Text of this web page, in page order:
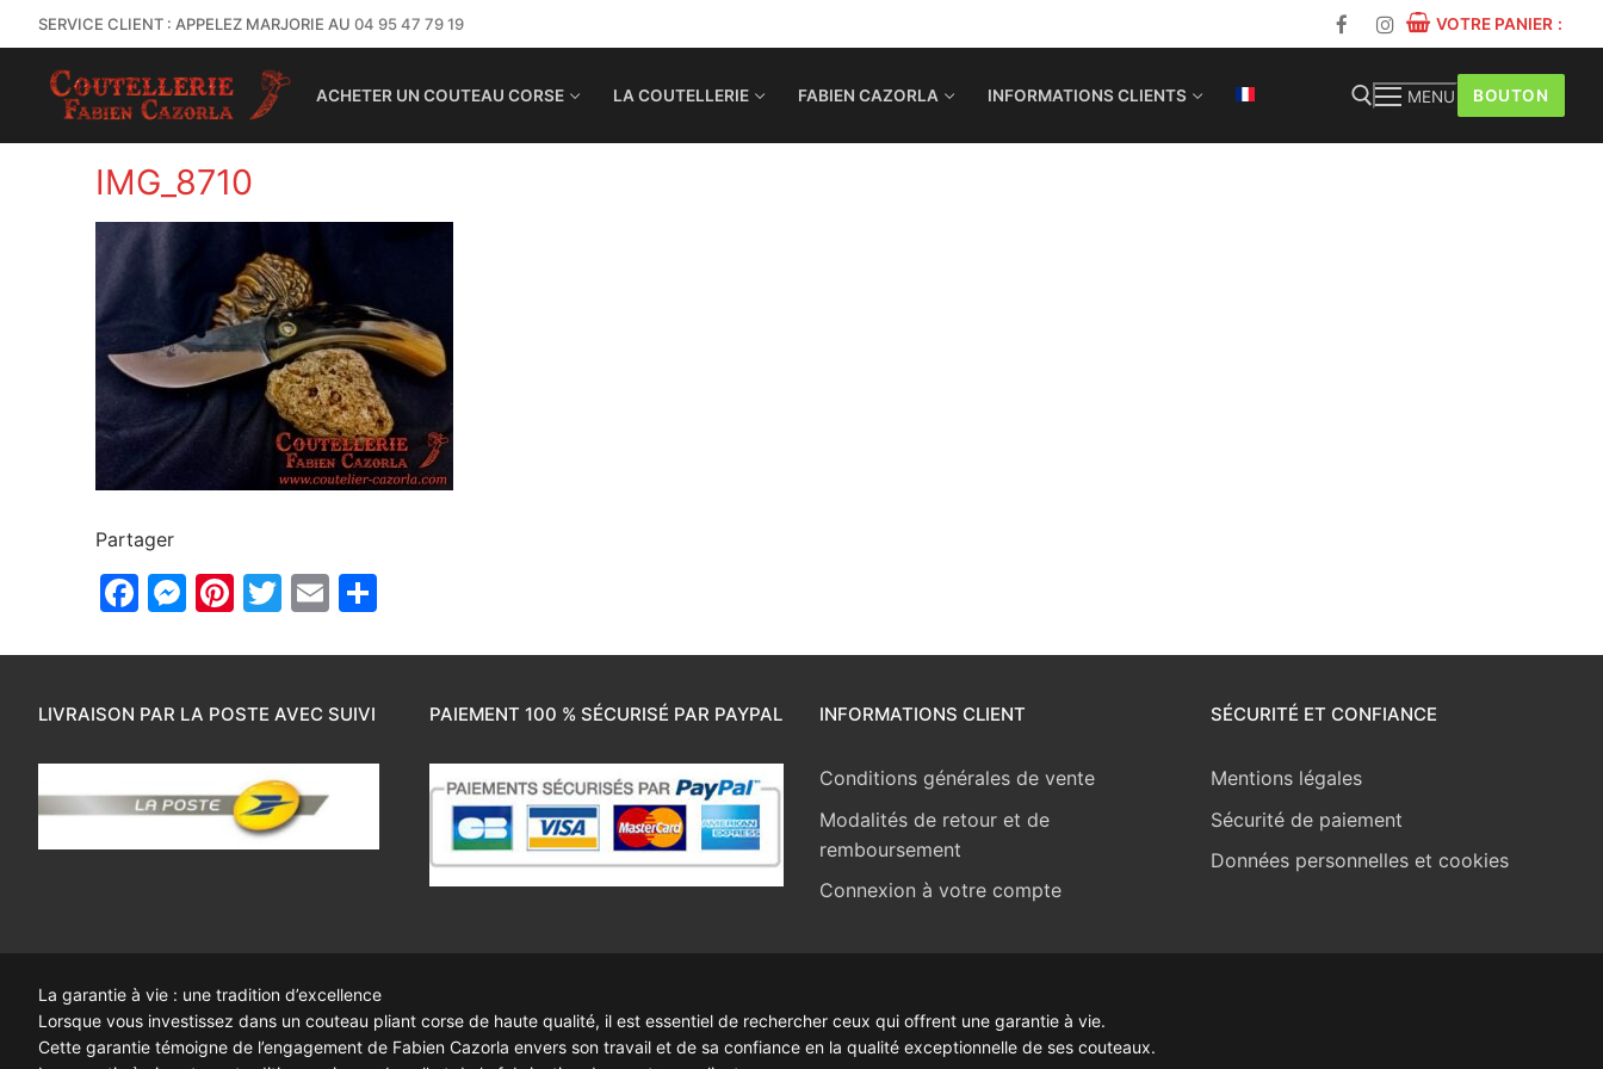
SERVICE CLIENT : APPELEZ MARJORIE AU 04 95 47 79 19 VOTRE PANIER :
ACHETER UN COUTEAU CORSE LA COUTELLERIE FABIEN CAZORLA INFORMATIONS CLIENTS MENU BOUTON
IMG_8710
Partager
Facebook
Messenger
Pinterest
Twitter
Email
LIVRAISON PAR LA POSTE AVEC SUIVI PAIEMENT 100 % SÉCURISÉ PAR PAYPAL INFORMATIONS CLIENT
Conditions générales de vente
Modalités de retour et de
remboursement
Connexion à votre compte
SÉCURITÉ ET CONFIANCE
Mentions légales
Sécurité de paiement
Données personnelles et cookies
La garantie à vie : une tradition d’excellence
Lorsque vous investissez dans un couteau pliant corse de haute qualité, il est essentiel de rechercher ceux qui offrent une garantie à vie.
Cette garantie témoigne de l’engagement de Fabien Cazorla envers son travail et de sa confiance en la qualité exceptionnelle de ses couteaux.